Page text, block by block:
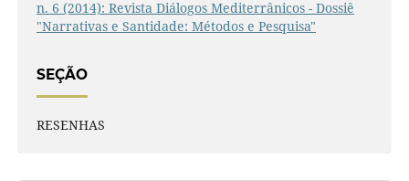
n. 6 (2014): Revista Diálogos Mediterrânicos - Dossiê
"Narrativas e Santidade: Métodos e Pesquisa"
SEÇÃO
RESENHAS